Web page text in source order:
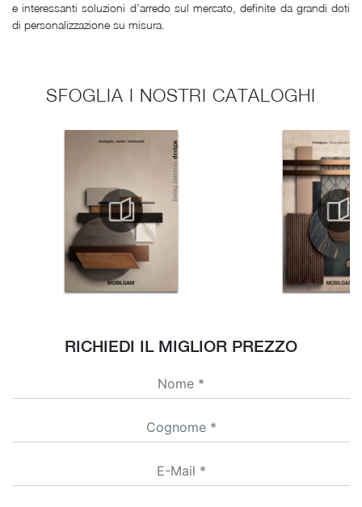
e interessanti soluzioni d’arredo sul mercato, definite da grandi doti
di personalizzazione su misura.
SFOGLIA I NOSTRI CATALOGHI
RICHIEDI IL MIGLIOR PREZZO